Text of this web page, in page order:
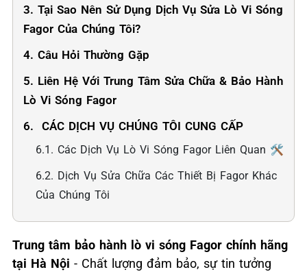
3. Tại Sao Nên Sử Dụng Dịch Vụ Sửa Lò Vi Sóng
Fagor Của Chúng Tôi?
4. Câu Hỏi Thường Gặp
5. Liên Hệ Với Trung Tâm Sửa Chữa & Bảo Hành
Lò Vi Sóng Fagor
6. ️ CÁC DỊCH VỤ CHÚNG TÔI CUNG CẤP
6.1. Các Dịch Vụ Lò Vi Sóng Fagor Liên Quan 🛠️
6.2. Dịch Vụ Sửa Chữa Các Thiết Bị Fagor Khác
Của Chúng Tôi
Trung tâm bảo hành lò vi sóng Fagor chính hãng
tại Hà Nội - Chất lượng đảm bảo, sự tin tưởng